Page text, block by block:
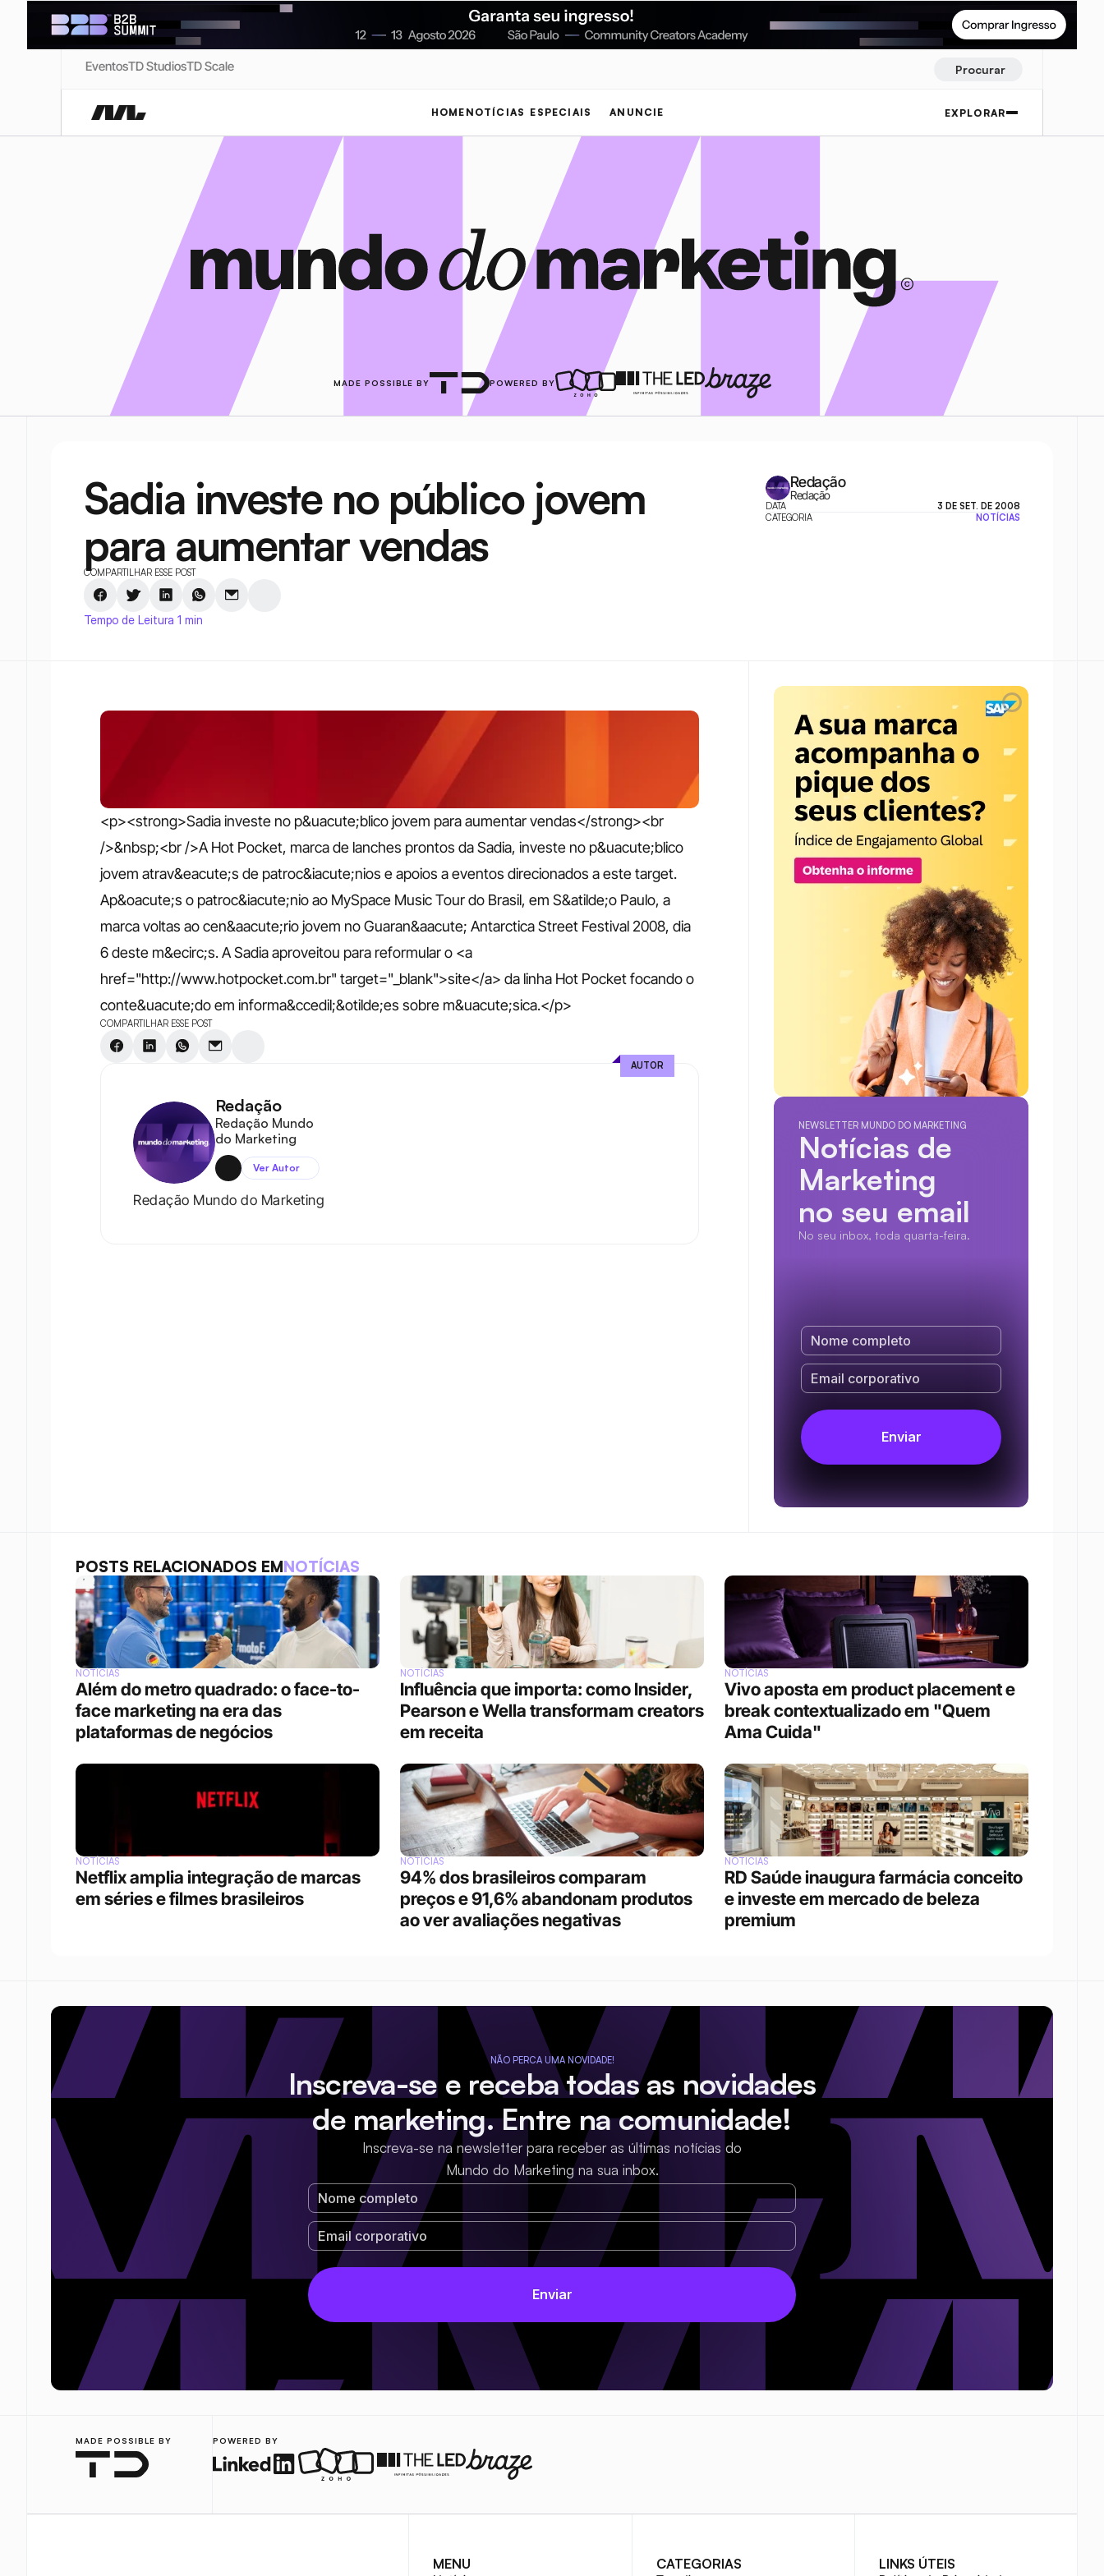
EventosTD StudiosTD Scale Procurar
HOME NOTÍCIAS ESPECIAIS ANUNCIE EXPLORAR
MADE POSSIBLE BY POWERED BY
Sadia investe no público jovem
para aumentar vendas
COMPARTILHAR ESSE POST
Tempo de Leitura 1 min
Redação
Redação
DATA
3 DE SET. DE 2008
CATEGORIA
NOTÍCIAS
<p><strong>Sadia investe no p&uacute;blico jovem para aumentar vendas</strong><br
/>&nbsp;<br />A Hot Pocket, marca de lanches prontos da Sadia, investe no p&uacute;blico
jovem atrav&eacute;s de patroc&iacute;nios e apoios a eventos direcionados a este target.
Ap&oacute;s o patroc&iacute;nio ao MySpace Music Tour do Brasil, em S&atilde;o Paulo, a
marca voltas ao cen&aacute;rio jovem no Guaran&aacute; Antarctica Street Festival 2008, dia
6 deste m&ecirc;s. A Sadia aproveitou para reformular o <a
href="http://www.hotpocket.com.br" target="_blank">site</a> da linha Hot Pocket focando o
conte&uacute;do em informa&ccedil;&otilde;es sobre m&uacute;sica.</p>
COMPARTILHAR ESSE POST
Redação
Redação Mundo
do Marketing
Ver Autor
Redação Mundo do Marketing
AUTOR
NEWSLETTER MUNDO DO MARKETING
Notícias de
Marketing
no seu email
No seu inbox, toda quarta-feira.
POSTS RELACIONADOS EMNOTÍCIAS
NOTÍCIAS
Além do metro quadrado: o face-to-
face marketing na era das
plataformas de negócios
NOTÍCIAS
Influência que importa: como Insider,
Pearson e Wella transformam creators
em receita
NOTÍCIAS
Vivo aposta em product placement e
break contextualizado em "Quem
Ama Cuida"
NOTÍCIAS
Netflix amplia integração de marcas
em séries e filmes brasileiros
NOTÍCIAS
94% dos brasileiros comparam
preços e 91,6% abandonam produtos
ao ver avaliações negativas
NOTÍCIAS
RD Saúde inaugura farmácia conceito
e investe em mercado de beleza
premium
NÃO PERCA UMA NOVIDADE!
Inscreva-se e receba todas as novidades
de marketing. Entre na comunidade!
Inscreva-se na newsletter para receber as últimas notícias do
Mundo do Marketing na sua inbox.
MADE POSSIBLE BY POWERED BY
MENU CATEGORIAS LINKS ÚTEIS